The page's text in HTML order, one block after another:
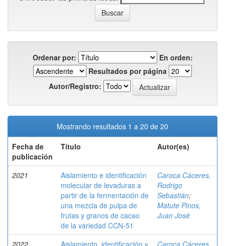
Ordenar por:
En orden:
Resultados por página
Autor/Registro:
Mostrando resultados 1 a 20 de 20
Fecha de
publicación
Título Autor(es)
2021
Aislamiento e identificación
molecular de levaduras a
partir de la fermentación de
una mezcla de pulpa de
frutas y granos de cacao
de la variedad CCN-51
Caroca Cáceres,
Rodrigo
Sebastián;
Matute Pinos,
Juan José
2022
Aislamiento, identificación y
Caroca Cáceres,